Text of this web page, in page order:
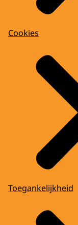
Cookies
Toegankelijkheid